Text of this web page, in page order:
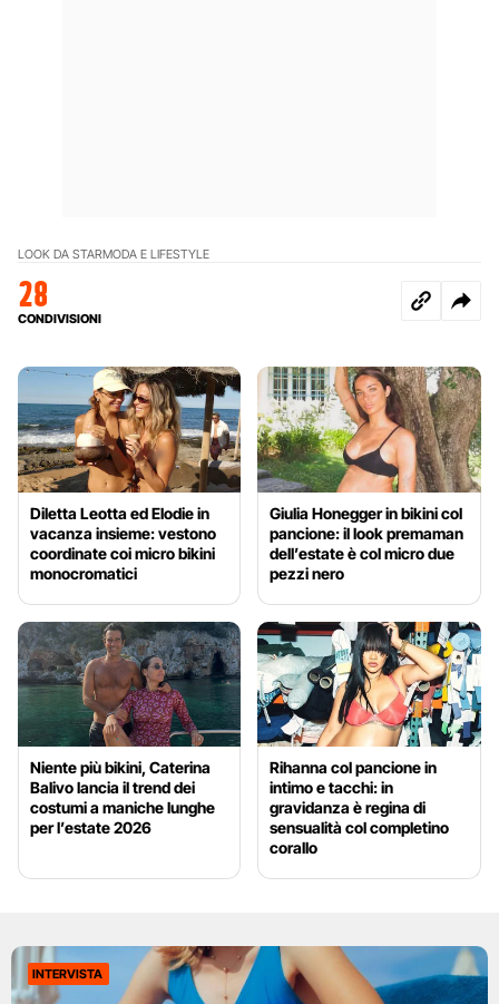
LOOK DA STARMODA E LIFESTYLE
28
CONDIVISIONI
Diletta Leotta ed Elodie in
vacanza insieme: vestono
coordinate coi micro bikini
monocromatici
Giulia Honegger in bikini col
pancione: il look premaman
dell’estate è col micro due
pezzi nero
Niente più bikini, Caterina
Balivo lancia il trend dei
costumi a maniche lunghe
per l’estate 2026
Rihanna col pancione in
intimo e tacchi: in
gravidanza è regina di
sensualità col completino
corallo
INTERVISTA